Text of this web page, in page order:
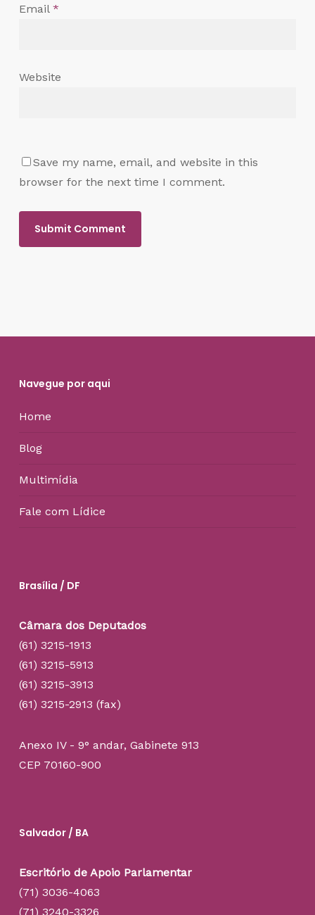
Email *
Website
Save my name, email, and website in this
browser for the next time I comment.
Navegue por aqui
Home
Blog
Multimídia
Fale com Lídice
Brasília / DF
Câmara dos Deputados
(61) 3215-1913
(61) 3215-5913
(61) 3215-3913
(61) 3215-2913 (fax)
Anexo IV - 9° andar, Gabinete 913
CEP 70160-900
Salvador / BA
Escritório de Apoio Parlamentar
(71) 3036-4063
(71) 3240-3326